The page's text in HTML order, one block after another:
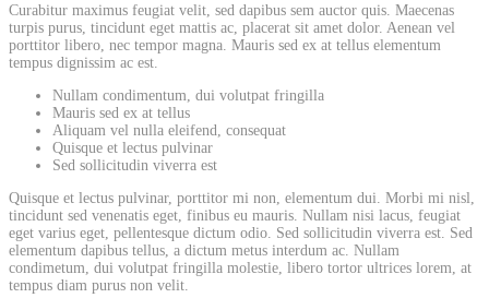
Curabitur maximus feugiat velit, sed dapibus sem auctor quis. Maecenas
turpis purus, tincidunt eget mattis ac, placerat sit amet dolor. Aenean vel
porttitor libero, nec tempor magna. Mauris sed ex at tellus elementum
tempus dignissim ac est.
Nullam condimentum, dui volutpat fringilla
Mauris sed ex at tellus
Aliquam vel nulla eleifend, consequat
Quisque et lectus pulvinar
Sed sollicitudin viverra est
Quisque et lectus pulvinar, porttitor mi non, elementum dui. Morbi mi nisl,
tincidunt sed venenatis eget, finibus eu mauris. Nullam nisi lacus, feugiat
eget varius eget, pellentesque dictum odio. Sed sollicitudin viverra est. Sed
elementum dapibus tellus, a dictum metus interdum ac. Nullam
condimetum, dui volutpat fringilla molestie, libero tortor ultrices lorem, at
tempus diam purus non velit.